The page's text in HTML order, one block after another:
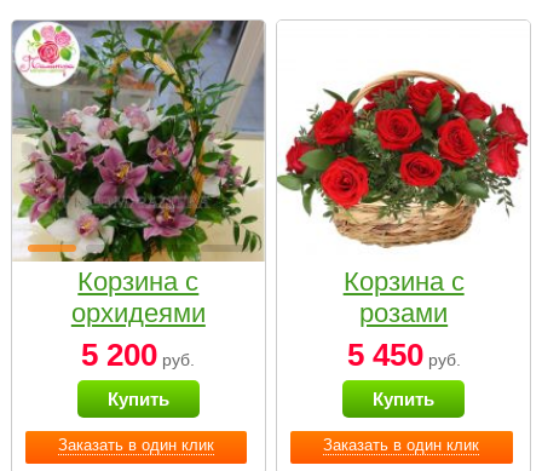
Заказать в один клик
Корзина с
орхидеями
малая
5 200 руб.
Купить
Заказать в один клик
Корзина с
розами
«Красный
Париж»
5 450руб.
Купить